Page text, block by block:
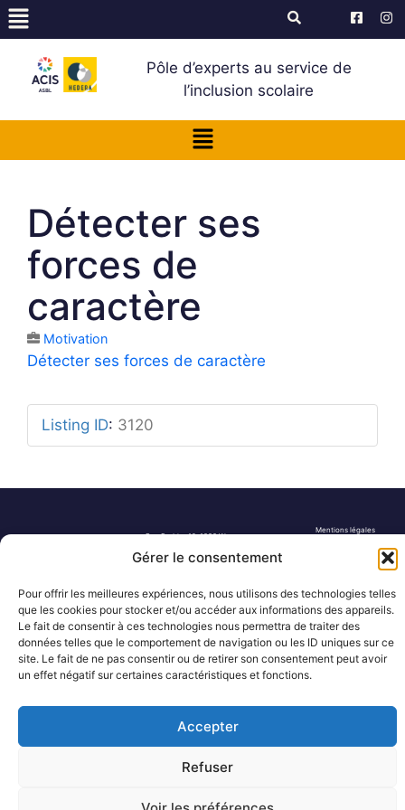
Gérer le consentement
Pour offrir les meilleures expériences, nous utilisons des technologies telles
que les cookies pour stocker et/ou accéder aux informations des appareils.
Le fait de consentir à ces technologies nous permettra de traiter des
données telles que le comportement de navigation ou les ID uniques sur ce
site. Le fait de ne pas consentir ou de retirer son consentement peut avoir
un effet négatif sur certaines caractéristiques et fonctions.
Accepter
Refuser
Pôle d’experts au service de
l’inclusion scolaire
Détecter ses
forces de
caractère
Motivation
Détecter ses forces de caractère
Listing ID: 3120
Rue Barbier 12, 1300 Wavre
Tel: 0455 14 53 30
Mentions légales
© 2026 Pôle Hedera, tous droits